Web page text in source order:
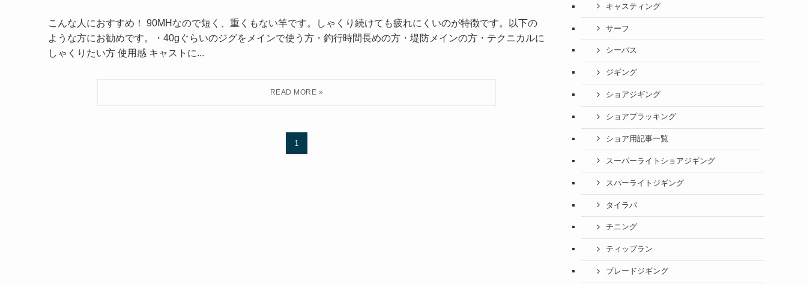
こんな人におすすめ！ 90MHなので短く、重くもない竿です。しゃくり続けても疲れにくいのが特徴です。以下の
ような方にお勧めです。・40gぐらいのジグをメインで使う方・釣行時間長めの方・堤防メインの方・テクニカルに
しゃくりたい方 使用感 キャストに...
1
キャスティング
サーフ
シーバス
ジギング
ショアジギング
ショアプラッキング
ショア用記事一覧
スーパーライトショアジギング
スパーライトジギング
タイラバ
チニング
ティップラン
ブレードジギング